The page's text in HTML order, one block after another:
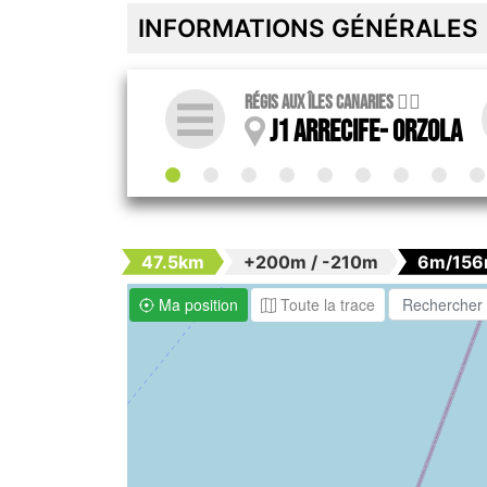
INFORMATIONS GÉNÉRALES
Régis aux Îles Canaries 🚴‍♀️
J1 Arrecife- Orzola
47.5km +200m / -210m
6m/
Ma position
Toute la trace